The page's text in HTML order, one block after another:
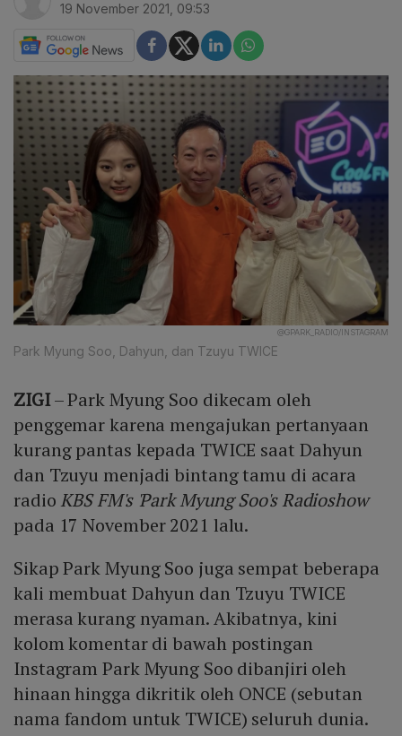
19 November 2021, 09:53
@GPARK_RADIO/INSTAGRAM
Park Myung Soo, Dahyun, dan Tzuyu TWICE
ZIGI– Park Myung Soo dikecam oleh
penggemar karena mengajukan pertanyaan
kurang pantas kepada TWICE saat Dahyun
dan Tzuyu menjadi bintang tamu di acara
radio KBS FM's 'Park Myung Soo's Radioshow
pada 17 November 2021 lalu.
Sikap Park Myung Soo juga sempat beberapa
kali membuat Dahyun dan Tzuyu TWICE
merasa kurang nyaman. Akibatnya, kini
kolom komentar di bawah postingan
Instagram Park Myung Soo dibanjiri oleh
hinaan hingga dikritik oleh ONCE (sebutan
nama fandom untuk TWICE) seluruh dunia.